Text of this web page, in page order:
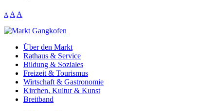
A A A
Über den Markt
Rathaus & Service
Bildung & Soziales
Freizeit & Tourismus
Wirtschaft & Gastronomie
Kirchen, Kultur & Kunst
Breitband